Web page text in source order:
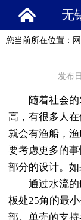
无
您当前所在位置：
发布
随着社会
高，有很多人
就会有渔船，
要考虑更多的
部分的设计。
通过水流
板处25角的最
部。单壳的支